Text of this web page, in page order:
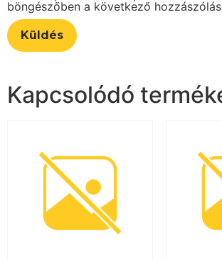
böngészőben a következő
Kapcsolódó